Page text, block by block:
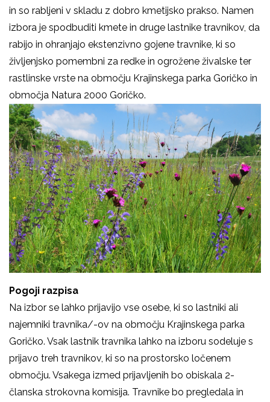
in so rabljeni v skladu z dobro kmetijsko prakso. Namen
izbora je spodbuditi kmete in druge lastnike travnikov, da
rabijo in ohranjajo ekstenzivno gojene travnike, ki so
življenjsko pomembni za redke in ogrožene živalske ter
rastlinske vrste na območju Krajinskega parka Goričko in
območja Natura 2000 Goričko.
Pogoji razpisa
Na izbor se lahko prijavijo vse osebe, ki so lastniki ali
najemniki travnika/-ov na območju Krajinskega parka
Goričko. Vsak lastnik travnika lahko na izboru sodeluje s
prijavo treh travnikov, ki so na prostorsko ločenem
območju. Vsakega izmed prijavljenih bo obiskala 2-
članska strokovna komisija. Travnike bo pregledala in